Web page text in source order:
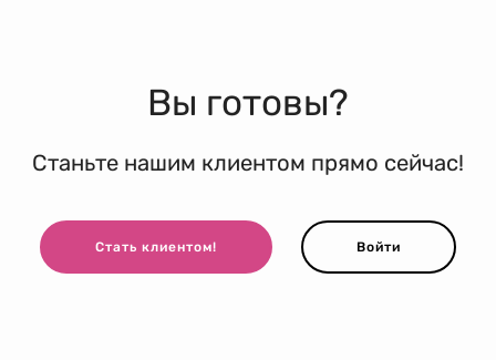
Вы готовы?
Станьте нашим клиентом прямо сейчас!
Стать клиентом! Войти